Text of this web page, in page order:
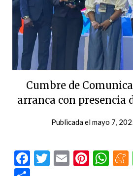
Cumbre de
arranca con presencia
Publicada elmayo 7,
Facebook
Twitter
Email